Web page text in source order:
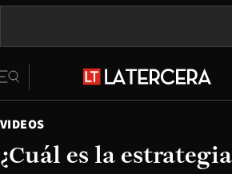
VIDEOS
¿Cuál es la